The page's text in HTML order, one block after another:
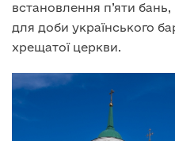
встановлення п’яти
для доби українського
хрещатої церкви.